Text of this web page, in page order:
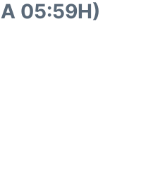
05:59H)